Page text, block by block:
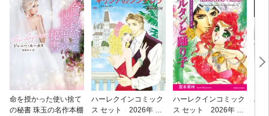
命を授かった使い捨て
の秘書 珠玉の名作本棚
ハーレクインコミック
ス セット 2026年 vo
ハーレクインコミック
ス セット 2026年 vo
ハ